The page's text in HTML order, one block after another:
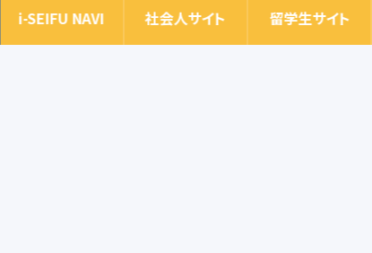
i-SEIFU NAVI 社会人サイト 留学生サイト